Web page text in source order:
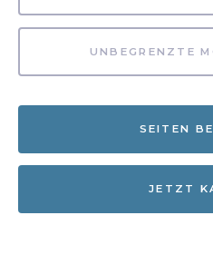
UNBEGRENZTE
SEITEN
JETZT